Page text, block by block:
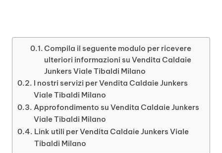
Compila il seguente modulo per ricevere
ulteriori informazioni su Vendita Caldaie
Junkers Viale Tibaldi Milano
I nostri servizi per Vendita Caldaie Junkers
Viale Tibaldi Milano
Approfondimento su Vendita Caldaie Junkers
Viale Tibaldi Milano
Link utili per Vendita Caldaie Junkers Viale
Tibaldi Milano